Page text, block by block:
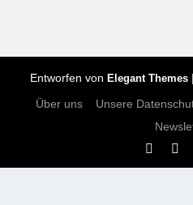
Entworfen von Elegant Themes|
Über uns Unsere